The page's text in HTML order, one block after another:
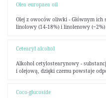
Olea europaea oil
Olej z owoców oliwki - Głównym ich
linolowy (14-18%) i linolenowy (~2%)
Cetearyl alcohol
Alkohol cetylostearynowy -
i olejową, dzięki czemu powstaje
Coco-glucoside